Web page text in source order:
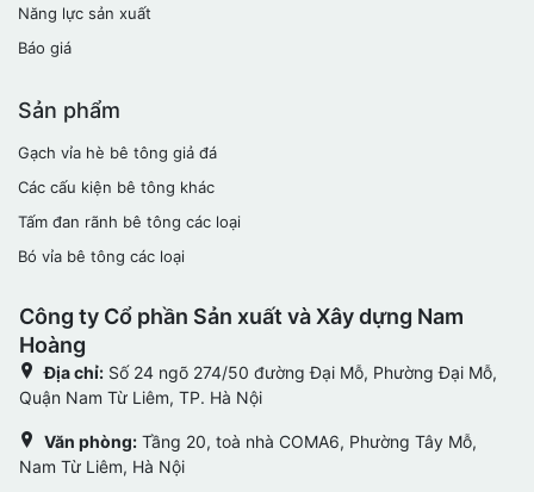
Năng lực sản xuất
Báo giá
Sản phẩm
Gạch vỉa hè bê tông giả đá
Các cấu kiện bê tông khác
Tấm đan rãnh bê tông các loại
Bó vỉa bê tông các loại
Công ty Cổ phần Sản xuất và Xây dựng Nam
Hoàng
Địa chỉ: Số 24 ngõ 274/50 đường Đại Mỗ, Phường Đại Mỗ,
Quận Nam Từ Liêm, TP. Hà Nội
Văn phòng: Tầng 20, toà nhà COMA6, Phường Tây Mỗ,
Nam Từ Liêm, Hà Nội